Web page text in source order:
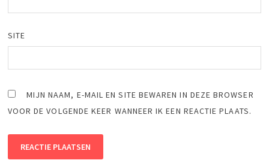
SITE
MIJN NAAM, E-MAIL EN SITE BEWAREN IN DEZE BROWSER
VOOR DE VOLGENDE KEER WANNEER IK EEN REACTIE PLAATS.